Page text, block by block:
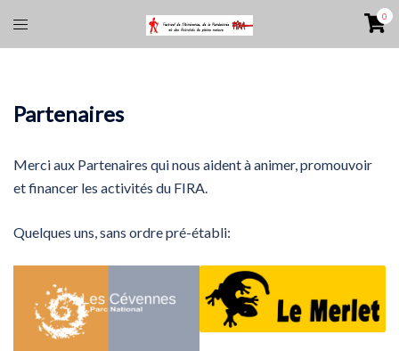
Ouvrir/fermer
le
0
Partenaires
Merci aux Partenaires qui nous aident à animer, promouvoir
et financer les activités du FIRA.
Quelques uns, sans ordre pré-établi: